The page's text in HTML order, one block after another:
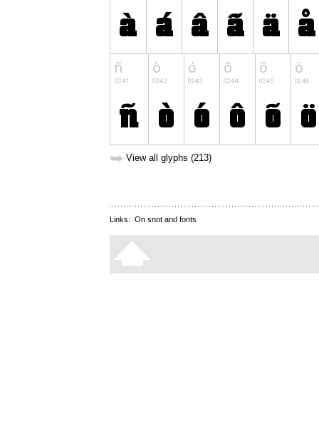
➥ View all glyphs (213)
Links: On snot and fonts